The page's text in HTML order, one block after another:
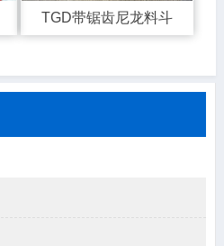
TGD带锯齿尼龙料斗